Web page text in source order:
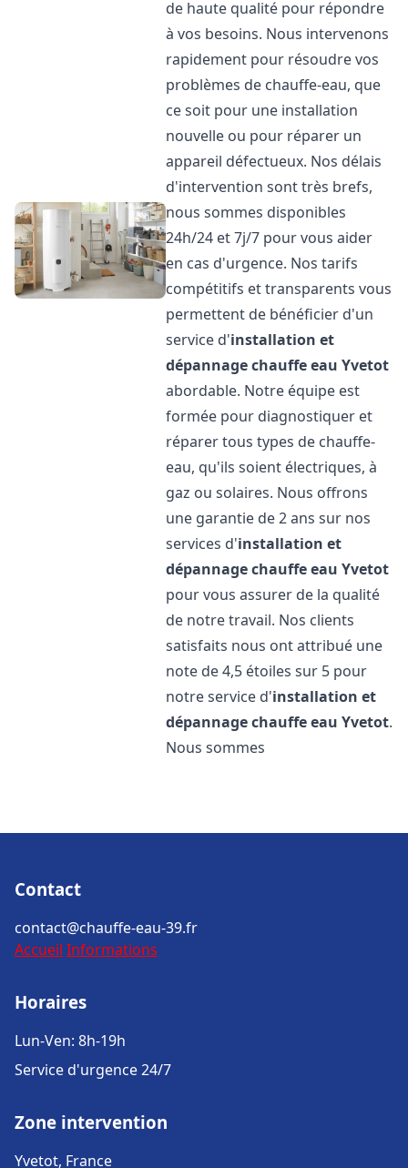
de haute qualité pour répondre
à vos besoins. Nous intervenons
rapidement pour résoudre vos
problèmes de chauffe-eau, que
ce soit pour une installation
nouvelle ou pour réparer un
appareil défectueux. Nos délais
d'intervention sont très brefs,
nous sommes disponibles
24h/24 et 7j/7 pour vous aider
en cas d'urgence. Nos tarifs
compétitifs et transparents vous
permettent de bénéficier d'un
service d'installation et
dépannage chauffe eau Yvetot
abordable. Notre équipe est
formée pour diagnostiquer et
réparer tous types de chauffe-
eau, qu'ils soient électriques, à
gaz ou solaires. Nous offrons
une garantie de 2 ans sur nos
services d'installation et
dépannage chauffe eau Yvetot
pour vous assurer de la qualité
de notre travail. Nos clients
satisfaits nous ont attribué une
note de 4,5 étoiles sur 5 pour
notre service d'installation et
dépannage chauffe eau Yvetot.
Nous sommes
Contact
contact@chauffe-eau-39.fr
Accueil Informations
Horaires
Lun-Ven: 8h-19h
Service d'urgence 24/7
Zone intervention
Yvetot, France